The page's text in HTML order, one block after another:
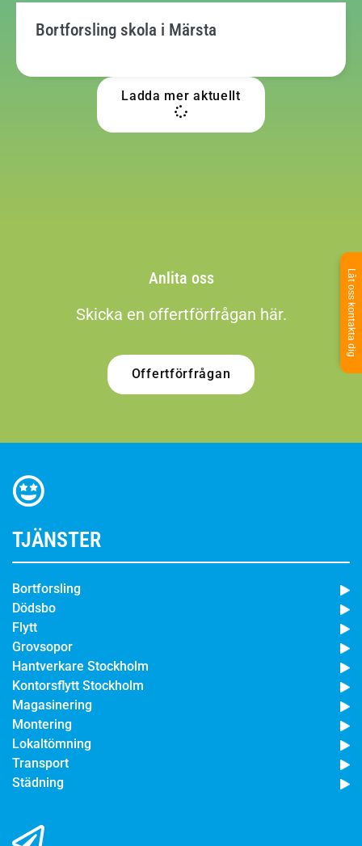
Bortforsling skola i Märsta
Ladda mer aktuellt
Anlita oss
Skicka en offertförfrågan här.
Offertförfrågan
TJÄNSTER
Bortforsling
Dödsbo
Flytt
Grovsopor
Hantverkare Stockholm
Kontorsflytt Stockholm
Magasinering
Montering
Lokaltömning
Transport
Städning
Låt oss kontakta dig